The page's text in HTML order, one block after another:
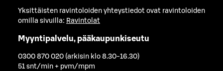
Yksittäisten ravintoloiden yhteystiedot ovat ravintoloiden
omilla sivuilla: Ravintolat
Myyntipalvelu, pääkaupunkiseutu
0300 870 020 (arkisin klo 8.30-16.30)
51 snt/min + pvm/mpm